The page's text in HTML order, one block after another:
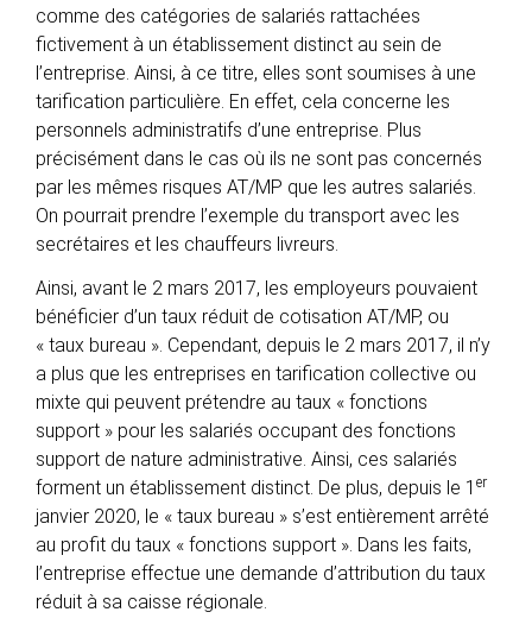
comme des catégories de salariés rattachées
fictivement à un établissement distinct au sein de
l’entreprise. Ainsi, à ce titre, elles sont soumises à une
tarification particulière. En effet, cela concerne les
personnels administratifs d’une entreprise. Plus
précisément dans le cas où ils ne sont pas concernés
par les mêmes risques AT/MP que les autres salariés.
On pourrait prendre l’exemple du transport avec les
secrétaires et les chauffeurs livreurs.
Ainsi, avant le 2 mars 2017, les employeurs pouvaient
bénéficier d’un taux réduit de cotisation AT/MP, ou
« taux bureau ». Cependant, depuis le 2 mars 2017, il n’y
a plus que les entreprises en tarification collective ou
mixte qui peuvent prétendre au taux « fonctions
support » pour les salariés occupant des fonctions
support de nature administrative. Ainsi, ces salariés
forment un établissement distinct. De plus, depuis le 1 er
janvier 2020, le « taux bureau » s’est entièrement arrêté
au profit du taux « fonctions support ». Dans les faits,
l’entreprise effectue une demande d’attribution du taux
réduit à sa caisse régionale.